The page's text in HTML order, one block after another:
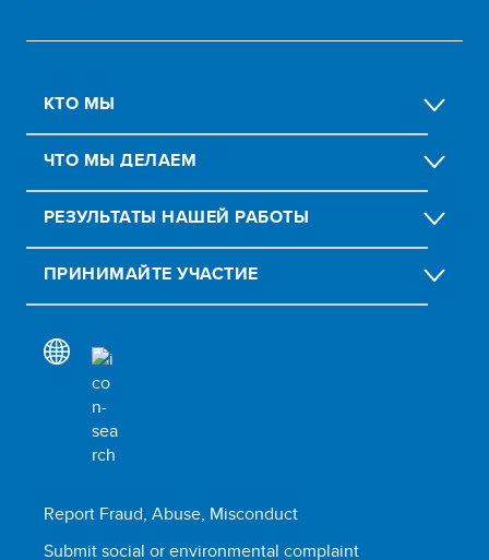
КТО МЫ
ЧТО МЫ ДЕЛАЕМ
РЕЗУЛЬТАТЫ НАШЕЙ РАБОТЫ
ПРИНИМАЙТЕ УЧАСТИЕ
Report Fraud, Abuse, Misconduct
Submit social or environmental complaint